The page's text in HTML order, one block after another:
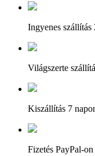
Ingyenes szállítás
Világszerte
Kiszállítás 7
Fizetés PayPal-